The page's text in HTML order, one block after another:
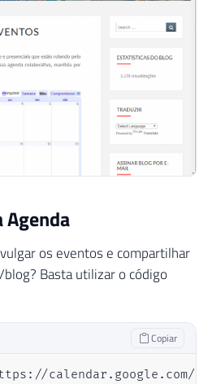
os eventos e compartilhar
Basta utilizar o código
Copiar
calendar.google.com/